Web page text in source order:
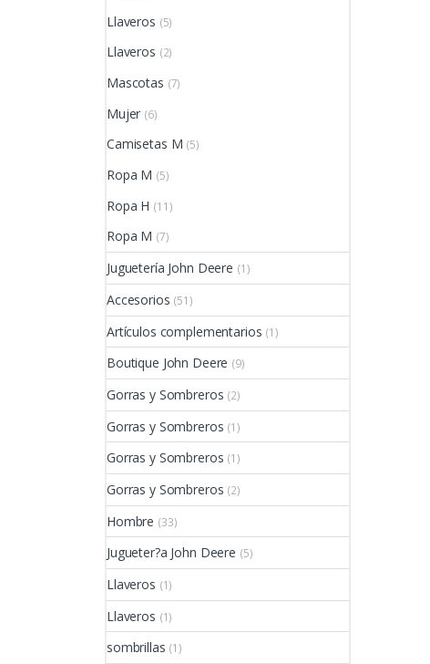
Llaveros (5)
Llaveros (2)
Mascotas (7)
Mujer (6)
Camisetas M (5)
Ropa M (5)
Ropa H (11)
Ropa M (7)
Juguetería John Deere (1)
Accesorios (51)
Artículos complementarios (1)
Boutique John Deere (9)
Gorras y Sombreros (2)
Gorras y Sombreros (1)
Gorras y Sombreros (1)
Gorras y Sombreros (2)
Hombre (33)
Jugueter?a John Deere (5)
Llaveros (1)
Llaveros (1)
sombrillas (1)